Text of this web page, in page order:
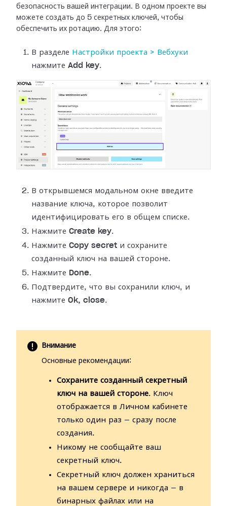
безопасность вашей интеграции. В одном проекте вы
можете создать до 5 секретных ключей, чтобы
обеспечить их ротацию. Для этого:
В разделе Настройки проекта > Вебхуки
нажмите Add key.
В открывшемся модальном окне введите
название ключа, которое позволит
идентифицировать его в общем списке.
Нажмите Create key.
Нажмите Copy secret и сохраните
созданный ключ на вашей стороне.
Нажмите Done.
Подтвердите, что вы сохранили ключ, и
нажмите Ok, close.
Внимание
Основные рекомендации:
Сохраните созданный секретный
ключ на вашей стороне. Ключ
отображается в Личном кабинете
только один раз — сразу после
создания.
Никому не сообщайте ваш
секретный ключ.
Секретный ключ должен храниться
на вашем сервере и никогда — в
бинарных файлах или на